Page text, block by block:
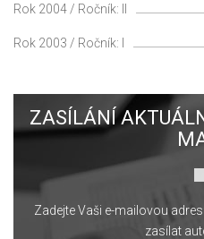
Rok 2004 / Ročník: II
Rok 2003 / Ročník: I
ZASÍLÁNÍ
Zadejte Vaši e-mailovou
zasílat